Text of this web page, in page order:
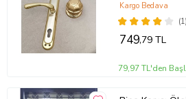
Basar Tek Yön
(1)
Kargo Bedava
749,79 TL
79,97 TL'den